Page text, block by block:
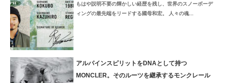
もはや説明不要の輝かしい経歴を残し、世界のスノーボーデ
ィングの最先端をリードする國母和宏。 人々の魂...
アルパインスピリットをDNAとして持つ
MONCLER。そのルーツを継承するモンクレール